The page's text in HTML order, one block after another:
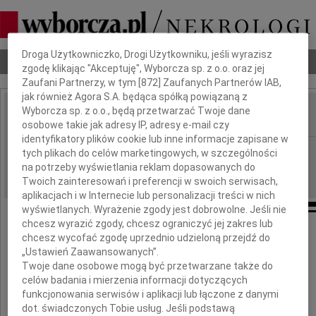
Nekrologi Odeszli Poradnik pogrzebowy
IMIĘ I NAZWISKO:
REGION: Radom
DATA EMISJI: 23.04.2014
Wyrazy głębokiego współczucia
Panu
Dbamy o Twoją prywatność
Droga Użytkowniczko, Drogi Użytkowniku, jeśli wyrazisz
zgodę klikając "Akceptuję", Wyborcza sp. z o.o. oraz jej
Zaufani Partnerzy, w tym [872] Zaufanych Partnerów IAB,
jak również Agora S.A. będąca spółką powiązaną z
Wyborcza sp. z o.o., będą przetwarzać Twoje dane
osobowe takie jak adresy IP, adresy e-mail czy
identyfikatory plików cookie lub inne informacje zapisane w
tych plikach do celów marketingowych, w szczególności
na potrzeby wyświetlania reklam dopasowanych do
Twoich zainteresowań i preferencji w swoich serwisach,
aplikacjach i w Internecie lub personalizacji treści w nich
wyświetlanych. Wyrażenie zgody jest dobrowolne. Jeśli nie
chcesz wyrazić zgody, chcesz ograniczyć jej zakres lub
chcesz wycofać zgodę uprzednio udzieloną przejdź do
„Ustawień Zaawansowanych”.
Twoje dane osobowe mogą być przetwarzane także do
celów badania i mierzenia informacji dotyczących
funkcjonowania serwisów i aplikacji lub łączone z danymi
dot. świadczonych Tobie usług. Jeśli podstawą